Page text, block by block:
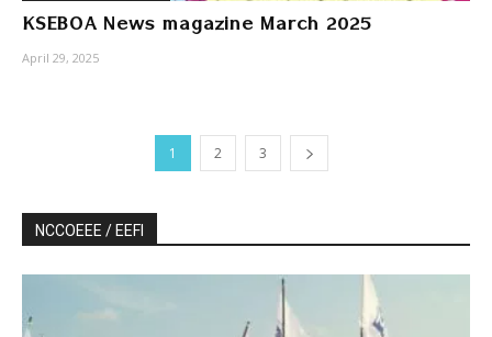
KSEBOA News magazine March 2025
April 29, 2025
1 2 3
NCCOEEE / EEFI